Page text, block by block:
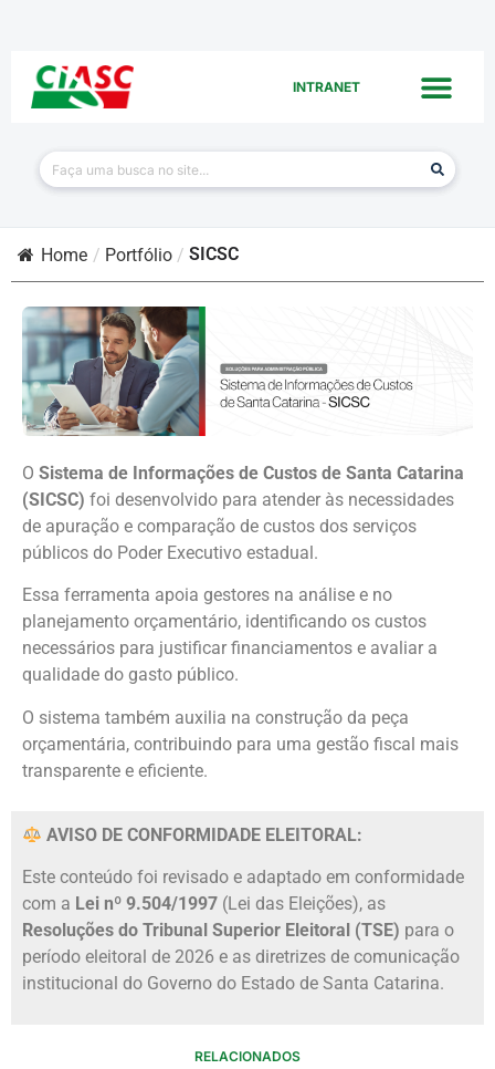
INTRANET
Home / Portfólio / SICSC
O Sistema de Informações de Custos de Santa Catarina
(SICSC) foi desenvolvido para atender às necessidades
de apuração e comparação de custos dos serviços
públicos do Poder Executivo estadual.
Essa ferramenta apoia gestores na análise e no
planejamento orçamentário, identificando os custos
necessários para justificar financiamentos e avaliar a
qualidade do gasto público.
O sistema também auxilia na construção da peça
orçamentária, contribuindo para uma gestão fiscal mais
transparente e eficiente.
AVISO DE CONFORMIDADE ELEITORAL:
Este conteúdo foi revisado e adaptado em conformidade
com a Lei nº 9.504/1997 (Lei das Eleições), as
Resoluções do Tribunal Superior Eleitoral (TSE) para o
período eleitoral de 2026 e as diretrizes de comunicação
institucional do Governo do Estado de Santa Catarina.
RELACIONADOS